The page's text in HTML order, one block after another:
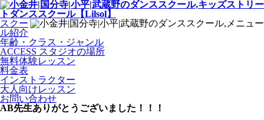
スクー
ル紹介
年齢・クラス・ジャンル
ACCESS スタジオの場所
無料体験レッスン
料金表
インストラクター
大人向けレッスン
お問い合わせ
AB先生ありがとうございました！！！